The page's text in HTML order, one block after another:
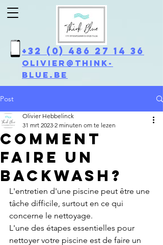
+32 (0) 486 27 14 36
olivier@think-
blue.be
Post
COMMENT
FAIRE UN
BACKWASH?
Olivier Hebbelinck
31 mrt 2023 2 minuten om te lezen
L'entretien d'une piscine peut être une
tâche difficile, surtout en ce qui
concerne le nettoyage.
L'une des étapes essentielles pour
nettoyer votre piscine est de faire un